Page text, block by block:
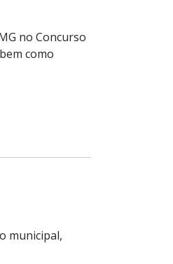
no Concurso
como
municipal,